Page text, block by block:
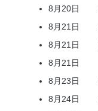
8月20日
8月21日
8月21日
8月21日
8月23日
8月24日